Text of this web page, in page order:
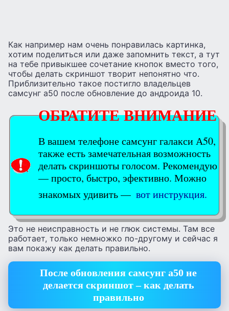
Как например нам очень понравилась картинка,
хотим поделиться или даже запомнить текст, а тут
на тебе привыкшее сочетание кнопок вместо того,
чтобы делать скриншот творит непонятно что.
Приблизительно такое постигло владельцев
самсунг а50 после обновление до андроида 10.
ОБРАТИТЕ ВНИМАНИЕ
В вашем телефоне самсунг галакси А50,
также есть замечательная возможность
делать скриншоты голосом. Рекомендую
— просто, быстро, эфективно. Можно
знакомых удивить — вот инструкция.
Это не неисправность и не глюк системы. Там все
работает, только немножко по-другому и сейчас я
вам покажу как делать правильно.
После обновления самсунг а50 не
делается скриншот – как делать
правильно